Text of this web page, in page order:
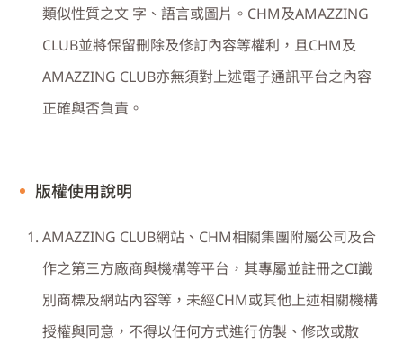
類似性質之文 字、語言或圖片。 CHM及AMAZZING
CLUB並將保留刪除及修訂內容等權利，且CHM及
AMAZZING CLUB亦無須對上述電子通訊平台之內容
正確與否負責。
版權使用說明
AMAZZING CLUB網站、 CHM相關集團附屬公司及合
作之第三方廠商與機構等平台，其專屬並註冊之CI識
別商標及網站內容等，未經CHM或其他上述相關機構
授權與同意，不得以任何方式進行仿製、修改或散